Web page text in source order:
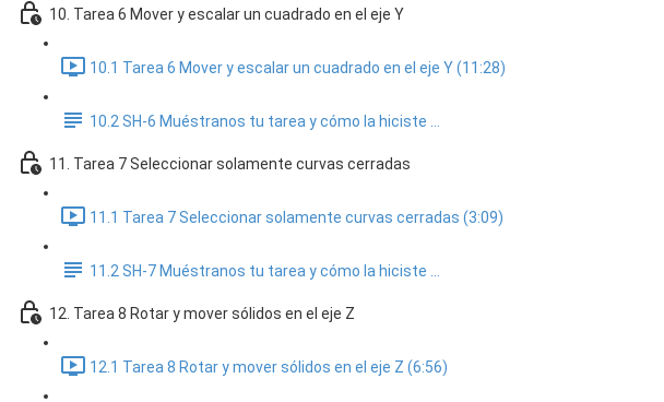
10. Tarea 6 Mover y escalar un cuadrado en el eje Y
10.1 Tarea 6 Mover y escalar un cuadrado en el eje Y (11:28)
10.2 SH-6 Muéstranos tu tarea y cómo la hiciste ...
11. Tarea 7 Seleccionar solamente curvas cerradas
11.1 Tarea 7 Seleccionar solamente curvas cerradas (3:09)
11.2 SH-7 Muéstranos tu tarea y cómo la hiciste ...
12. Tarea 8 Rotar y mover sólidos en el eje Z
12.1 Tarea 8 Rotar y mover sólidos en el eje Z (6:56)